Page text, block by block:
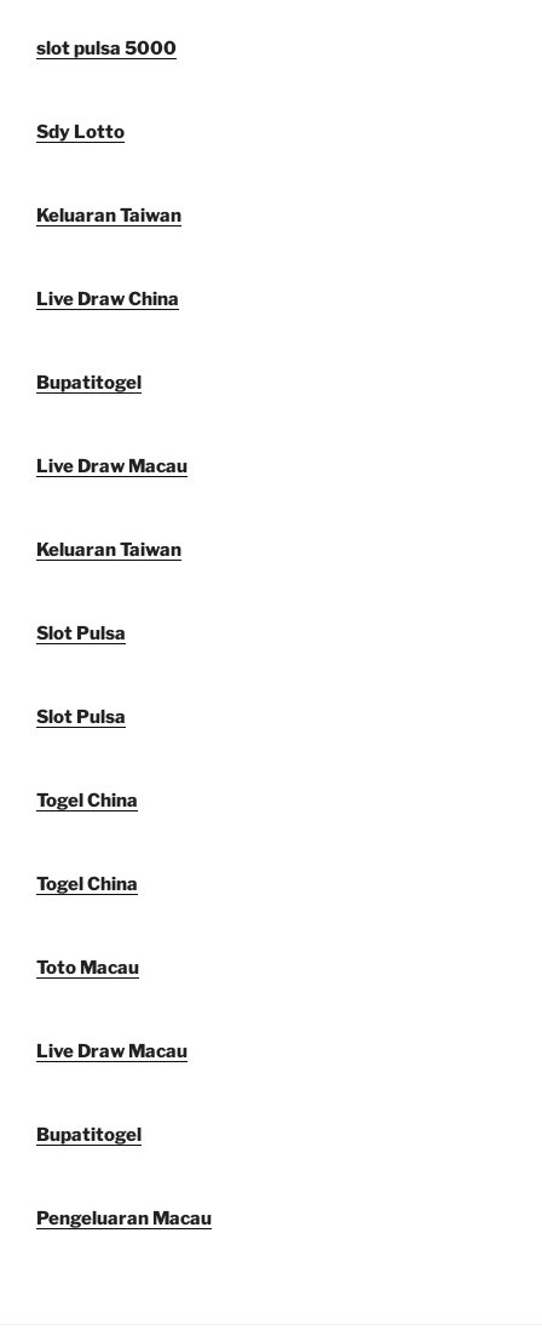
slot pulsa 5000
Sdy Lotto
Keluaran Taiwan
Live Draw China
Bupatitogel
Live Draw Macau
Keluaran Taiwan
Slot Pulsa
Slot Pulsa
Togel China
Togel China
Toto Macau
Live Draw Macau
Bupatitogel
Pengeluaran Macau